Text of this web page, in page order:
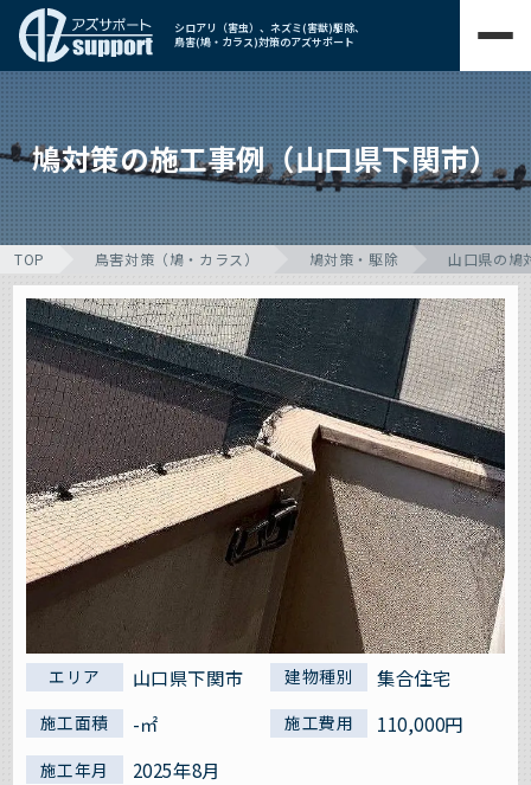
シロアリ（害虫）、ネズミ(害獣)駆除、
鳥害(鳩・カラス)対策のアズサポート
鳩対策の施工事例（山口県下関市）
TOP 鳥害対策（鳩・カラス） 鳩対策・駆除 山口県の鳩
エリア 山口県下関市 建物種別 集合住宅
施工面積 -㎡ 施工費用 110,000円
施工年月
2025年8月